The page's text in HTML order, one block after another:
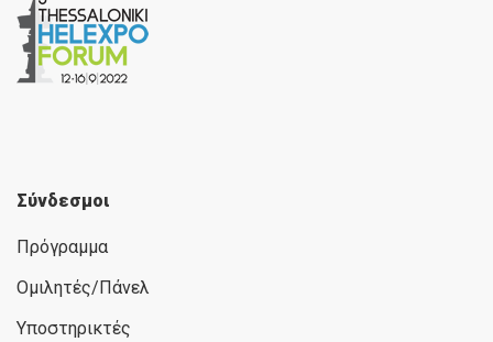
Σύνδεσμοι
Πρόγραμμα
Ομιλητές/Πάνελ
Υποστηρικτές